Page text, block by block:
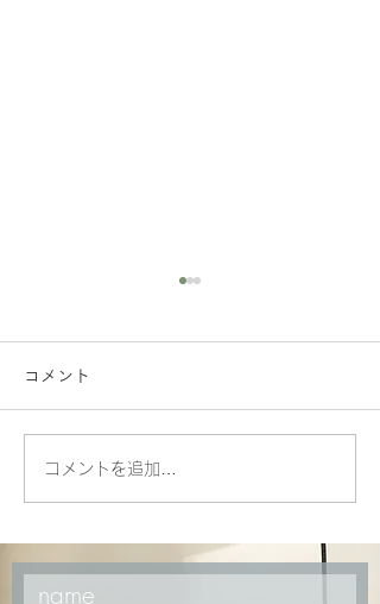
yellowJade＆quartz
コメント
コメントを追加…